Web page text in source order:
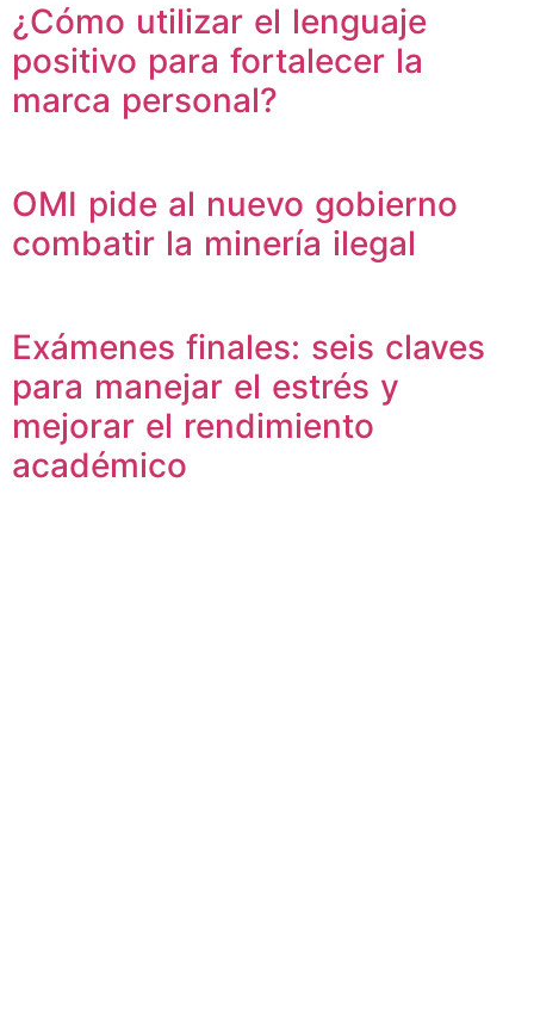
¿Cómo utilizar el lenguaje
positivo para fortalecer la
marca personal?
OMI pide al nuevo gobierno
combatir la minería ilegal
Exámenes finales: seis claves
para manejar el estrés y
mejorar el rendimiento
académico